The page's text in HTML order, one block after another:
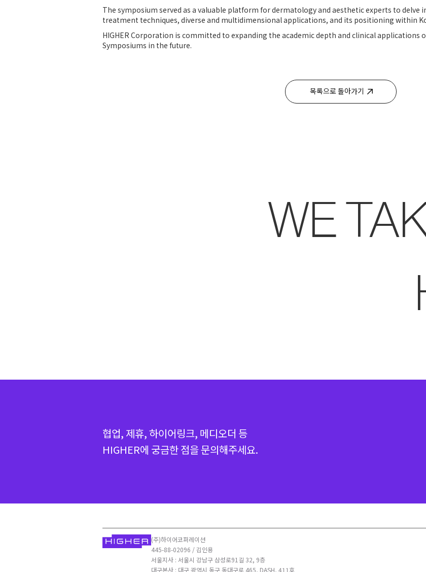
The symposium served as a valuable platform for dermatology and aesthetic experts to delve
treatment techniques, diverse and multidimensional applications, and its positioning within
HIGHER Corporation is committed to expanding the academic depth and clinical applications
Symposiums in the future.
목록으로 돌아가기
WE
협업, 제휴, 하이어링크, 메디오더 등
HIGHER에 궁금한 점을 문의해주세요.
(주)하이어코퍼레이션
445-88-02096 / 김인용
서울지사 : 서울시 강남구 삼성로91길 32, 9층
대구본사 : 대구 광역시 동구 동대구로 465, DASH, 411호